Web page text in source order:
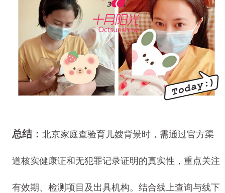
总结： 北京家庭查验育儿嫂背景时，需通过官方渠
道核实健康证和无犯罪记录证明的真实性，重点关注
有效期、检测项目及出具机构。结合线上查询与线下